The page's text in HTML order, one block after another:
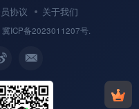
协议 关于我们
冀ICP备2023011207号.